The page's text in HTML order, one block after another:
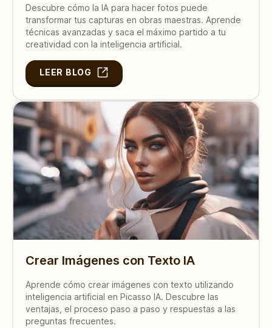
Descubre cómo la IA para hacer fotos puede
transformar tus capturas en obras maestras. Aprende
técnicas avanzadas y saca el máximo partido a tu
creatividad con la inteligencia artificial.
LEER BLOG
Crear Imágenes con Texto IA
Aprende cómo crear imágenes con texto utilizando
inteligencia artificial en Picasso IA. Descubre las
ventajas, el proceso paso a paso y respuestas a las
preguntas frecuentes.